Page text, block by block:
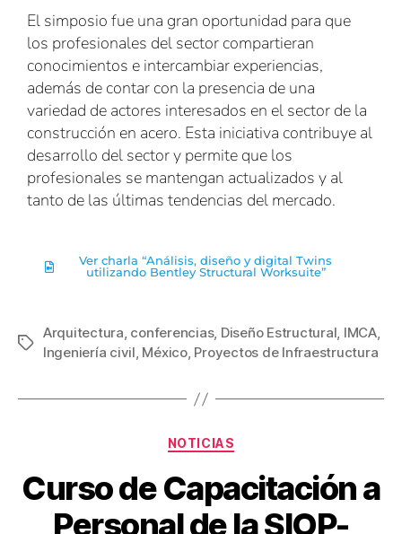
El simposio fue una gran oportunidad para que
los profesionales del sector compartieran
conocimientos e intercambiar experiencias,
además de contar con la presencia de una
variedad de actores interesados en el sector de la
construcción en acero. Esta iniciativa contribuye al
desarrollo del sector y permite que los
profesionales se mantengan actualizados y al
tanto de las últimas tendencias del mercado.
Ver charla “Análisis, diseño y digital Twins
utilizando Bentley Structural Worksuite”
Arquitectura, conferencias, Diseño Estructural, IMCA,
Ingeniería civil, México, Proyectos de Infraestructura
NOTICIAS
Curso de Capacitación a
Personal de la SIOP-